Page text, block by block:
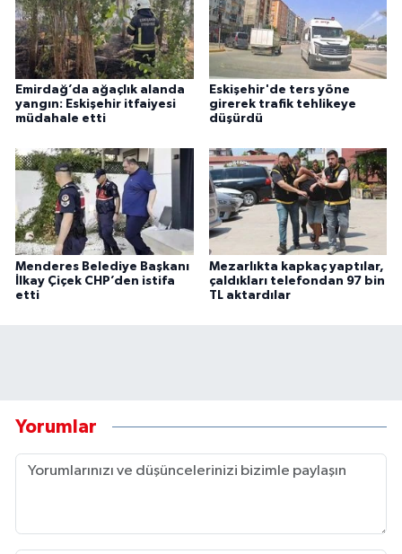
Emirdağ’da ağaçlık alanda
yangın: Eskişehir itfaiyesi
müdahale etti
Eskişehir'de ters yöne
girerek trafik tehlikeye
düşürdü
Menderes Belediye Başkanı
İlkay Çiçek CHP’den istifa
etti
Mezarlıkta kapkaç yaptılar,
çaldıkları telefondan 97 bin
TL aktardılar
Yorumlar